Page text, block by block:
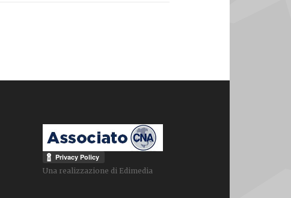
Una realizzazione di Edimedia